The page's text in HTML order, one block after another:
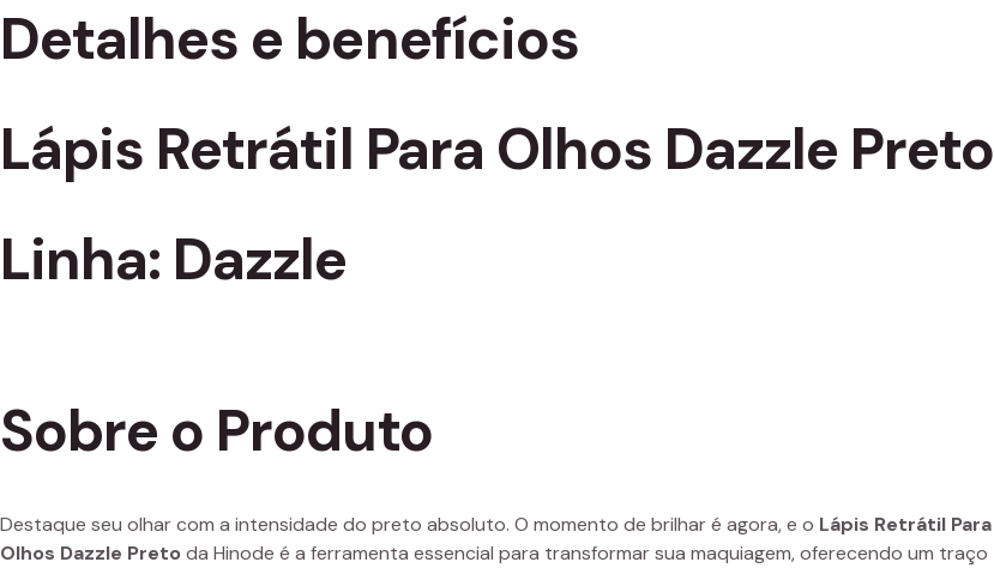
Detalhes e benefícios
Lápis Retrátil Para Olhos Dazzle Preto
Linha: Dazzle
Sobre o Produto
Destaque seu olhar com a intensidade do preto absoluto. O momento de brilhar é agora, e o Lápis Retrátil Para
Olhos Dazzle Preto da Hinode é a ferramenta essencial para transformar sua maquiagem, oferecendo um traço